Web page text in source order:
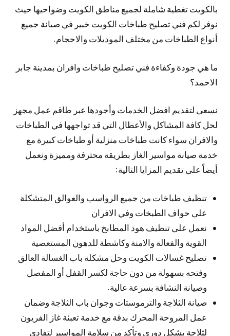
بالكويت تغطية شاملة لجميع مناطق الكويت وضواحيها حيث
نوفر لكم فني تصليح طباخات الكويت خبير في صيانة جميع
أنواع الطباخات من مختلف الموديلات والاحجام.
ما هي جودة وكفاءة فني تصليح طباخات وافران بمدينة جابر
الاحمد؟
نسعى لتقديم افضل الخدمات وأجودها عبر طاقم عمل مجهز
لحل كافة المشاكل والأعطال التي قد تواجهها في الطباخات
والافران سواء كانت طباخات منزلية أو طباخات كبيرة مع
خدمة صيانة مواسير الغاز بطريقة محترفة ومميزة ونعمل
أيضاً على تقديم المزايا التالية:
تنظيف طباخات من جميع الرواسب والعوالق المتشكلة
على حواف الطبخات وفي الافران
نعمل على تنظيف هود المطابخ باستخدام أفضل المواد
القوية والفعالة والامنة وكاشطة للدهون المستعصية
تصليح غسالات الكويت وحل مشكلة باب الغسالة العالق
وفتحه بسهولة من دون حاجة لكسر القفل أو المفصل
وصيانة النشافة بسرعة عالية.
صيانة الثلاجة والترموستات وجوان باب الثلاجة وضمان
عمل المروحة المحرك بدقة مع خدمة تعبئة غاز الفريون
لثلاجة بشكل دوري وتأكد من سلامة المواسير لتفادي